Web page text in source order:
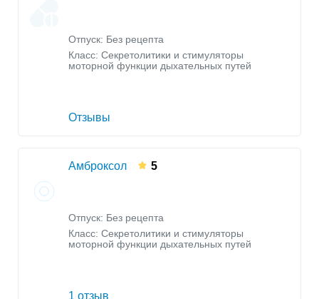
Отпуск: Без рецепта
Класс: Секретолитики и стимуляторы
моторной функции дыхательных путей
Отзывы
Амброксол 5
Отпуск: Без рецепта
Класс: Секретолитики и стимуляторы
моторной функции дыхательных путей
1 отзыв